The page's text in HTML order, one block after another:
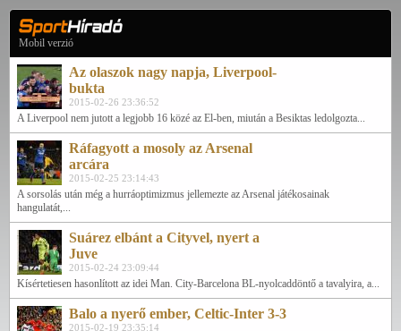
Mobil verzió
Az olaszok nagy napja, Liverpool-
bukta
2015-02-26 23:36:52
A Liverpool nem jutott a legjobb 16 közé az El-ben, miután a Besiktas ledolgozta...
Ráfagyott a mosoly az Arsenal
arcára
2015-02-25 23:14:43
A sorsolás után még a hurráoptimizmus jellemezte az Arsenal játékosainak
hangulatát,...
Suárez elbánt a Cityvel, nyert a
Juve
2015-02-24 23:09:44
Kísértetiesen hasonlított az idei Man. City-Barcelona BL-nyolcaddöntő a tavalyira, a...
Balo a nyerő ember, Celtic-Inter 3-3
2015-02-19 23:35:14